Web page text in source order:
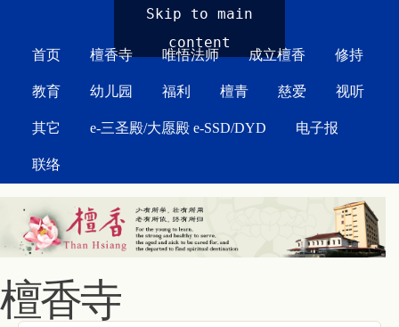
Skip to main
content
首页 檀香寺 唯悟法师 成立檀香 修持
教育 幼儿园 福利 檀青 慈爱 视听
其它 e-三圣殿/大愿殿 e-SSD/DYD 电子报
联络
檀香寺